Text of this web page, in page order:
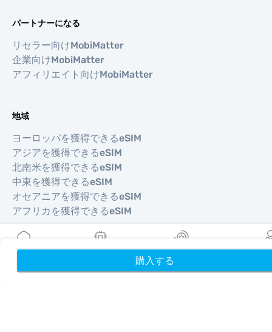
購入する
パートナーになる
リセラー向けMobiMatter
企業向けMobiMatter
アフィリエイト向けMobiMatter
地域
ヨーロッパを獲得できるeSIM
アジアを獲得できるeSIM
北南米を獲得できるeSIM
中東を獲得できるeSIM
オセアニアを獲得できるeSIM
アフリカを獲得できるeSIM
国
米国を獲得できるeSIM
リワード